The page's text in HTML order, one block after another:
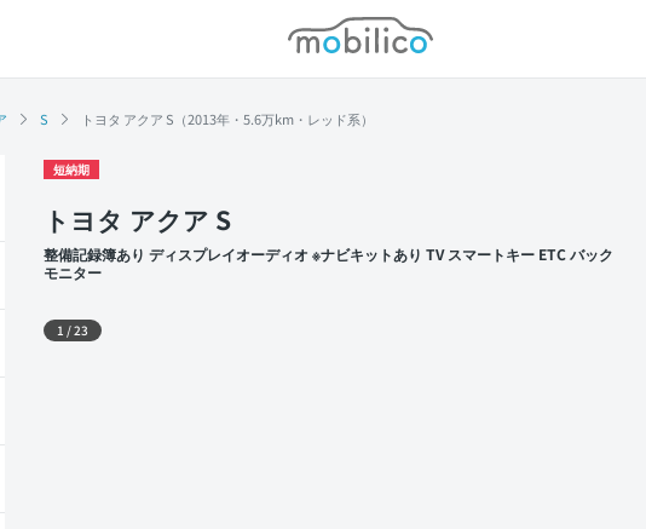
モビリコ
S トヨタ アクア S（2013年・5.6万km・レッド系）
短納期
トヨタ アクア S
整備記録簿あり ディスプレイオーディオ ※ナビキットあり TV スマートキー ETC バック
モニター
外装 左前
1 /23